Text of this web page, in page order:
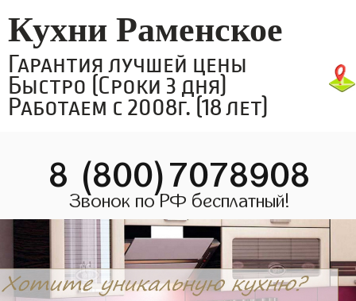
Кухни Раменское
Гарантия лучшей цены
Быстро (Сроки 3 дня)
Работаем с 2008г. (18 лет)
8 (800)7078908
Звонок по РФ бесплатный!